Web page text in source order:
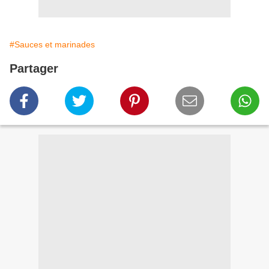
#Sauces et marinades
Partager